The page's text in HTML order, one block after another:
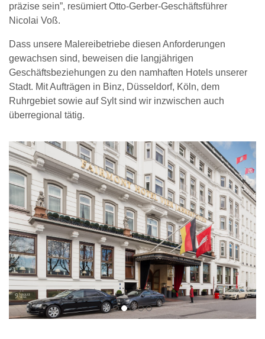
präzise sein”, resümiert Otto-Gerber-Geschäftsführer
Nicolai Voß.
Dass unsere Malereibetriebe diesen Anforderungen
gewachsen sind, beweisen die langjährigen
Geschäftsbeziehungen zu den namhaften Hotels unserer
Stadt. Mit Aufträgen in Binz, Düsseldorf, Köln, dem
Ruhrgebiet sowie auf Sylt sind wir inzwischen auch
überregional tätig.